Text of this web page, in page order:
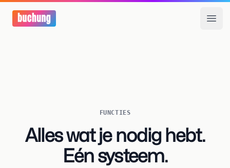
FUNCTIES
Alles wat je nodig hebt.
Eén systeem.